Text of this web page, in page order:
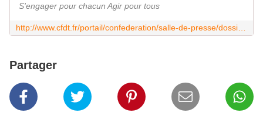
S'engager pour chacun Agir pour tous
Partager